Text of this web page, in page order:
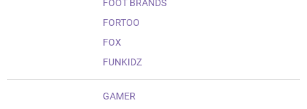
FOOT BRANDS
FORTOO
FOX
FUNKIDZ
GAMER